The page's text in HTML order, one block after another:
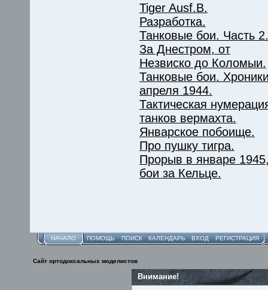
Tiger Ausf.B.
Разработка.
Танковые бои. Часть 2.
За Днестром, от
Незвиско до Коломыи.
Танковые бои.
апреля 1944.
Тактическая
танков вермахта.
Январское побоище.
Про пушку тигра.
Прорыв в январе
бои за Кельце.
НАЧАЛО ПОМОЩЬ ПОИСК КАЛЕНДАРЬ ВХОД РЕГИСТРАЦИЯ
Сайт ортодоксальных моделистов
Внимание!